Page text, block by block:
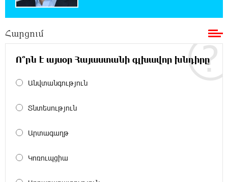
Երթևեկության կազմակերպման
19:35:21 7-08-2026
Հայաստանի հավաքականի նախկին
մարզիչը կգլխավորի Ղազախստանի
ԱԱԾ-ն զեկույց է ներկայացրել
Թրամփը ասել է, որ հանրապետականները
Հարցում
Ո՞րն է այսօր Հայաստանի գլխավոր խնդիրը
Անվտանգություն
Տնտեսություն
Արտագաղթ
Կոռուպցիա